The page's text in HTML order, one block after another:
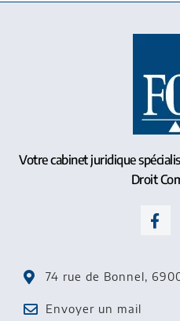
Votre cabinet juridique
Droit
74 rue de Bonnel,
Envoyer un mail